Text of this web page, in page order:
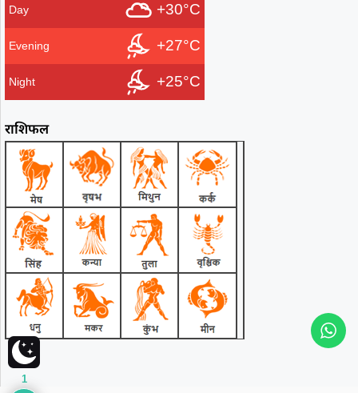
Day +30°C
Evening +27°C
Night +25°C
राशिफल
1